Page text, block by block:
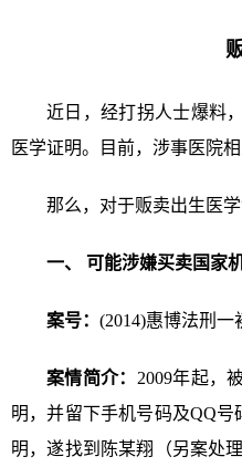
近日，经打拐人士爆料
医学证明。目前，涉事医院
那么，对于贩卖出生医
一、 可能涉嫌买卖国家
案号： (2014)惠博法刑一
案情简介： 2009年起，
明，并留下手机号码及QQ
明，遂找到陈某翔（另案处